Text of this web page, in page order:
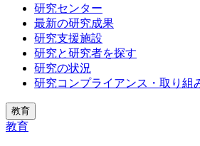
研究センター
最新の研究成果
研究支援施設
研究と研究者を探す
研究の状況
研究コンプライアンス・取り組
教育
教育